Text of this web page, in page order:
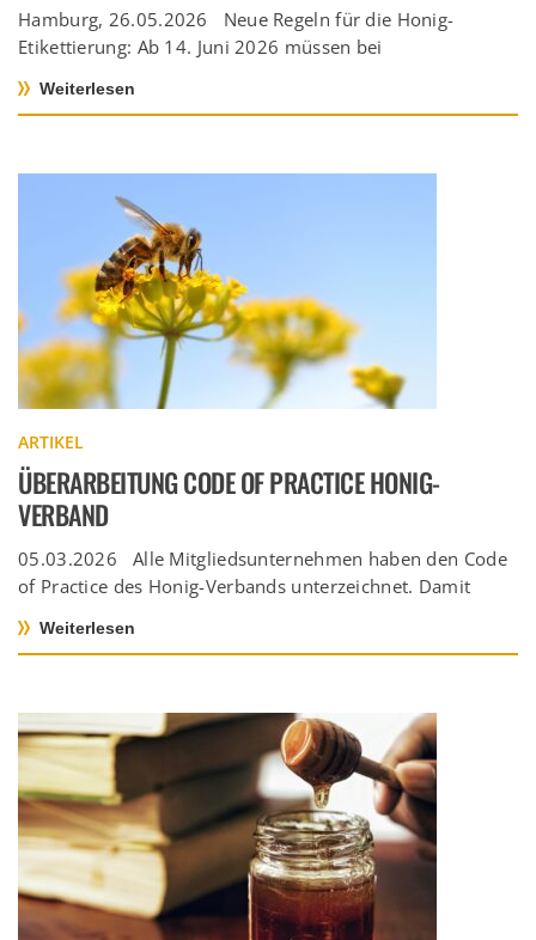
Hamburg, 26.05.2026 Neue Regeln für die Honig-
Etikettierung: Ab 14. Juni 2026 müssen bei
Reihenfolge […]
Weiterlesen
ARTIKEL
ÜBERARBEITUNG CODE OF PRACTICE HONIG-
VERBAND
05.03.2026 Alle Mitgliedsunternehmen haben den Code
of Practice des Honig-Verbands unterzeichnet. Damit
[…]
Weiterlesen